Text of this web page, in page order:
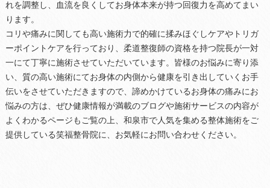
れを調整し、血流を良くしてお身体本来が持つ回復力を高めてまい
ります。
コリや痛みに関しても高い施術力で的確に揉みほぐしケアやトリガ
ーポイントケアを行っており、柔道整復師の資格を持つ院長が一対
一にて丁寧に施術させていただいています。皆様のお悩みに寄り添
い、質の高い施術にてお身体の内側から健康を引き出していくお手
伝いをさせていただきますので、諦めかけているお身体の痛みにお
悩みの方は、ぜひ健康情報が満載のブログや施術サービスの内容が
よくわかるページもご覧の上、和泉市で人気を集める整体施術をご
提供している笑福整骨院に、お気軽にお問い合わせください。